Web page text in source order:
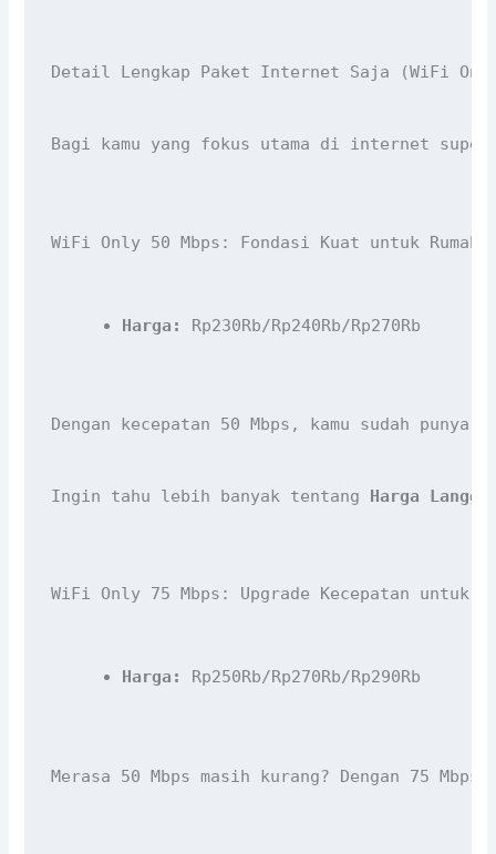
Detail Lengkap Paket Internet Saja (WiFi
Bagi kamu yang fokus utama di internet
WiFi Only 50 Mbps: Fondasi Kuat untuk Rumah
Harga: Rp230Rb/Rp240Rb/Rp270Rb
Dengan kecepatan 50 Mbps, kamu sudah
Ingin tahu lebih banyak tentang Harga
WiFi Only 75 Mbps: Upgrade Kecepatan untuk
Harga: Rp250Rb/Rp270Rb/Rp290Rb
Merasa 50 Mbps masih kurang? Dengan 75